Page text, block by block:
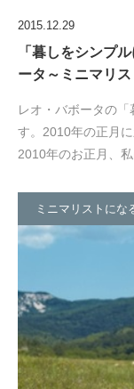
2015.12.29
「暮しをシンプ
ータ～ミニマリス
レオ・バボータの
す。2010年の正月
2010年のお正月、
ミニマリストにな